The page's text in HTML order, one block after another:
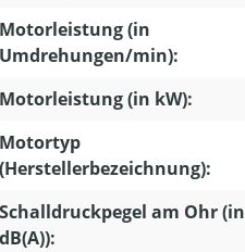
Motorleistung (in
Umdrehungen/min):
Motorleistung (in kW):
Motortyp
(Herstellerbezeichnung):
Schalldruckpegel am Ohr (in
dB(A)):